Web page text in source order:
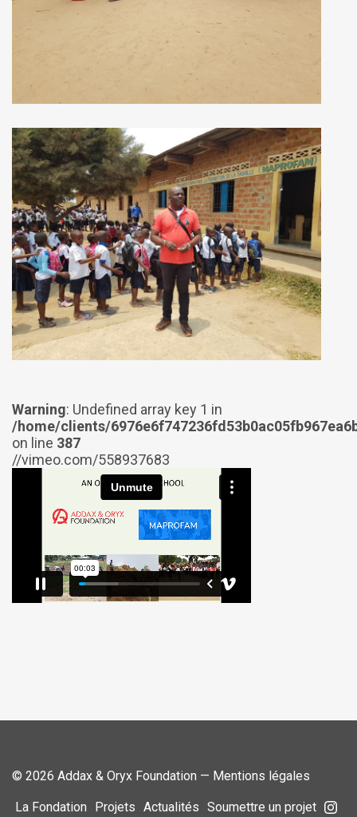
Warning: Undefined array key 1 in
/home/clients/
on line 387
//vimeo.com/558937683
© 2026 Addax & Oryx Foundation — Mentions légales
La Fondation Projets Actualités Soumettre un projet